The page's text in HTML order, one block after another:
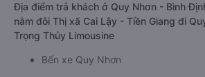
Địa điểm trả khách ở Quy Nhơn - Bình
nằm đôi Thị xã Cai Lậy - Tiền Giang đi
Trọng Thủy Limousine
Bến xe Quy Nhơn